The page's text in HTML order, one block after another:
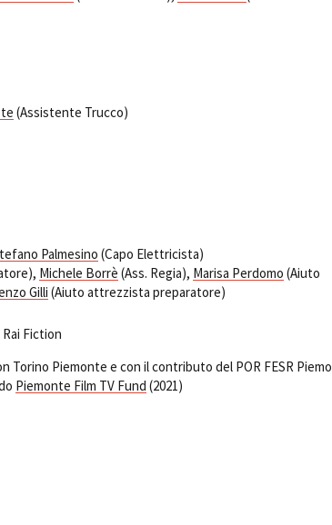
(Assistente Trucco)
Palmesino (Capo Elettricista)
Michele Borrè (Ass. Regia), Marisa Perdomo (Aiuto
Gilli (Aiuto attrezzista preparatore)
Fiction
Torino Piemonte e con il contributo del POR FESR
Piemonte Film TV Fund (2021)